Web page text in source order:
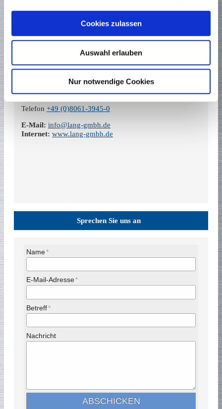
Cookies zulassen
Auswahl erlauben
Nur notwendige Cookies
Unsere Anschrift
Marie-Curie-Allee 8
83052 Bruckmühl
Telefon +49 (0)8061-3945-0
E-Mail: info@lang-gmbh.de
Internet: www.lang-gmbh.de
Sprechen Sie uns an
Name
E-Mail-Adresse
Betreff
Nachricht
ABSCHICKEN